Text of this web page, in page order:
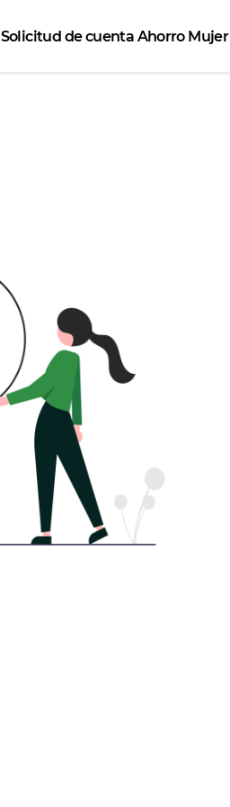
Solicitud de cuenta Ahorro Mujer